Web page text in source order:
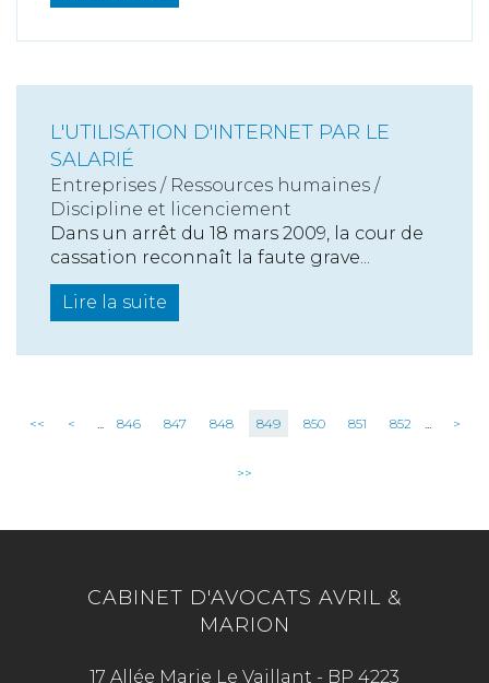
L'UTILISATION D'INTERNET PAR LE
SALARIÉ
Entreprises / Ressources humaines /
Discipline et licenciement
Dans un arrêt du 18 mars 2009, la cour de
cassation reconnaît la faute grave...
Lire la suite
<< < ... 846 847 848 849 850 851 852 ... >
>>
CABINET D'AVOCATS AVRIL &
MARION
17 Allée Marie Le Vaillant - BP 4223